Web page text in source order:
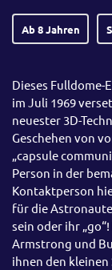
Ab 8 Jahren
Dieses Fulldome-
im Juli 1969
neuester 3D-
Geschehen von
„capsule
Person in der
Kontaktperson
für die
sein oder ihr
Armstrong und
ihnen den